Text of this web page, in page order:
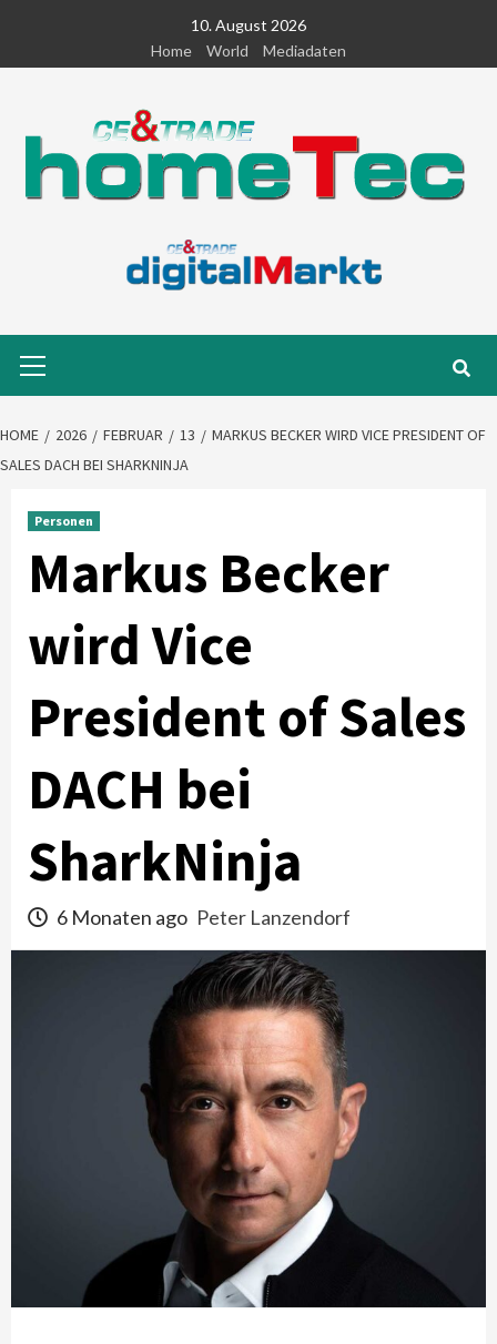
content
10. August 2026
Home
World Mediadaten
Menu
HOME 2026 FEBRUAR 13
MARKUS BECKER WIRD VICE PRESIDENT OF
SALES DACH BEI SHARKNINJA
Personen
Markus Becker
wird Vice
President of Sales
DACH bei
SharkNinja
6 Monaten ago Peter Lanzendorf